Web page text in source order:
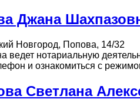
Джана
Новгород, Попова, 14/32
нотариальную
и ознакомиться с
Светлана